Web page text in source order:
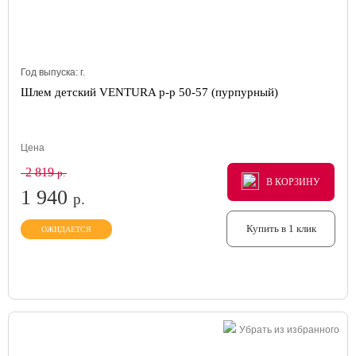
Год выпуска: г.
Шлем детский VENTURA р-р 50-57 (пурпурный)
Цена
2 819р.
1 940 р.
ОЖИДАЕТСЯ
В КОРЗИНУ
В КОРЗИНУ
В КОРЗИНУ
Купить в 1 клик
Убрать из избранного